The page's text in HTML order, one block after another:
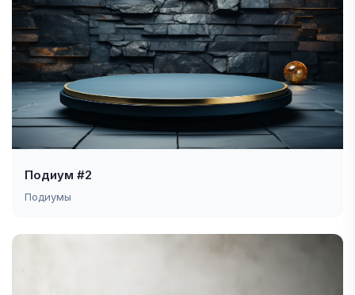
Подиум #2
Подиумы